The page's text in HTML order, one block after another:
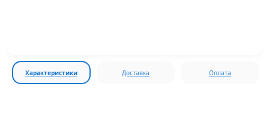
Характеристики Доставка Оплата